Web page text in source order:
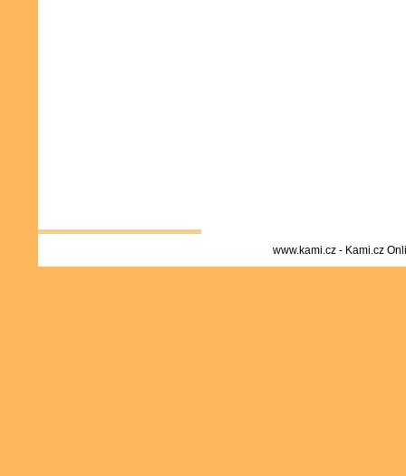
www.kami.cz - Kami.cz